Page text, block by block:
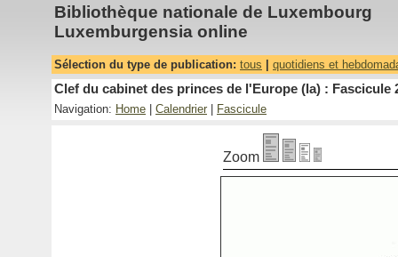
Bibliothèque nationale de Luxembourg
Luxemburgensia online
Sélection du type de publication: tous quotidiens et
Clef du cabinet des princes de l'Europe (la) : Fascicule
Navigation: Home Calendrier Fascicule
Zoom